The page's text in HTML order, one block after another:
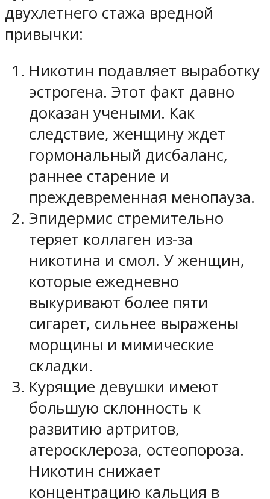
двухлетнего стажа вредной
привычки:
Никотин подавляет выработку
эстрогена. Этот факт давно
доказан учеными. Как
следствие, женщину ждет
гормональный дисбаланс,
раннее старение и
преждевременная менопауза.
Эпидермис стремительно
теряет коллаген из-за
никотина и смол. У женщин,
которые ежедневно
выкуривают более пяти
сигарет, сильнее выражены
морщины и мимические
складки.
Курящие девушки имеют
большую склонность к
развитию артритов,
атеросклероза, остеопороза.
Никотин снижает
концентрацию кальция в